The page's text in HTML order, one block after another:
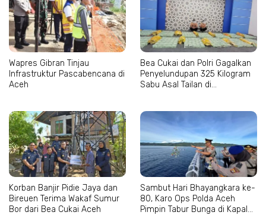
Wapres Gibran Tinjau
Infrastruktur Pascabencana di
Aceh
Bea Cukai dan Polri Gagalkan
Penyelundupan 325 Kilogram
Sabu Asal Tailan di
Korban Banjir Pidie Jaya dan
Bireuen Terima Wakaf Sumur
Bor dari Bea Cukai Aceh
Sambut Hari Bhayangkara ke-
80, Karo Ops Polda Aceh
Pimpin Tabur Bunga di Kapal